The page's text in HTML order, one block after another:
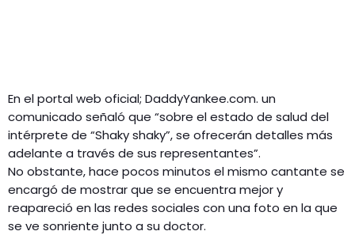
En el portal web oficial; DaddyYankee.com. un
comunicado señaló que “sobre el estado de salud del
intérprete de “Shaky shaky”, se ofrecerán detalles más
adelante a través de sus representantes”.
No obstante, hace pocos minutos el mismo cantante se
encargó de mostrar que se encuentra mejor y
reapareció en las redes sociales con una foto en la que
se ve sonriente junto a su doctor.